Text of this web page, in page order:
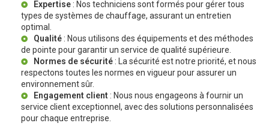
Expertise : Nos techniciens sont formés pour gérer tous
types de systèmes de chauffage, assurant un entretien
optimal.
Qualité : Nous utilisons des équipements et des méthodes
de pointe pour garantir un service de qualité supérieure.
Normes de sécurité : La sécurité est notre priorité, et nous
respectons toutes les normes en vigueur pour assurer un
environnement sûr.
Engagement client : Nous nous engageons à fournir un
service client exceptionnel, avec des solutions personnalisées
pour chaque entreprise.